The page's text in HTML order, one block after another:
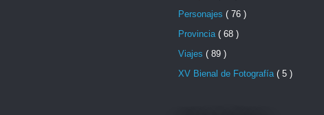
Personajes ( 76 )
Provincia ( 68 )
Viajes ( 89 )
XV Bienal de Fotografía ( 5 )